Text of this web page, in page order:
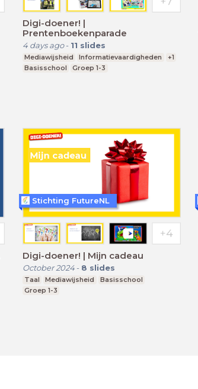
Digi-doener! |
Prentenboekenparade
4 days ago- 11 slides
Mediawijsheid Informatievaardigheden
+1
Basisschool
Groep 1-3
Digi-doener! | Mijn cadeau
October 2024- 8 slides
Taal Mediawijsheid
Basisschool
Groep 1-3
Stichting FutureNL